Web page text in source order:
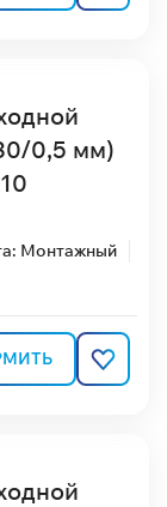
0,5 мм)
Монтажный